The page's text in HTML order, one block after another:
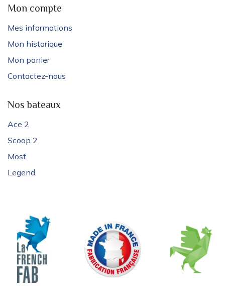
Mon compte
Mes informations
Mon historique
Mon panier
Contactez-nous
Nos bateaux
Ace 2
Scoop 2
Most
Legend